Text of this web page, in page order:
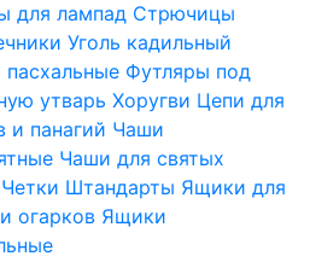
для лампад Стрючицы
Уголь кадильный
Футляры под
утварь Хоругви Цепи для
и панагий Чаши
Чаши для святых
Четки Штандарты Ящики для
огарков Ящики